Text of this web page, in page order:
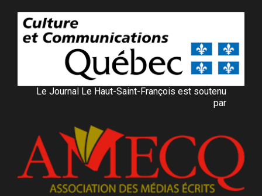
Le Journal Le Haut-Saint-François est soutenu
par